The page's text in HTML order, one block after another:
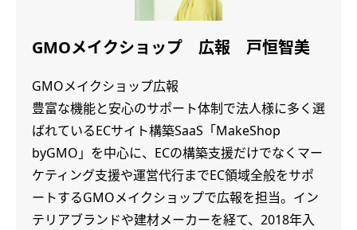
GMOメイクショップ 広報 戸恒智美
GMOメイクショップ広報
豊富な機能と安心のサポート体制で法人様に多く選
ばれているECサイト構築SaaS「MakeShop
byGMO」を中心に、ECの構築支援だけでなくマー
ケティング支援や運営代行までEC領域全般をサポ
ートするGMOメイクショップで広報を担当。イン
テリアブランドや建材メーカーを経て、2018年入